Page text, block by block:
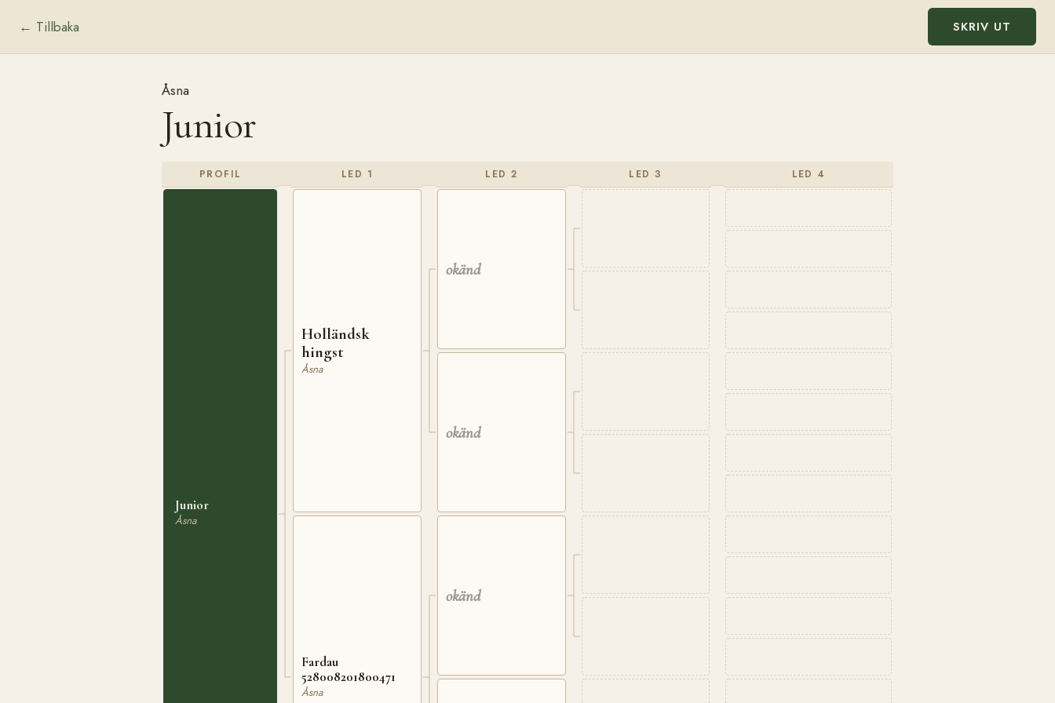
← Tillbaka SKRIV UT
Åsna
Junior
PROFIL
Junior
Åsna
LED 1
Holländsk
hingst
Åsna
Fardau
528008201800471
Åsna
LED 2
okänd
okänd
okänd
LED 3 LED 4